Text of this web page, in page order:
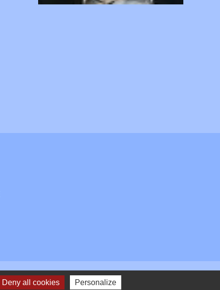
Plan du site - Gestion des cookies
Deny all cookies Personalize